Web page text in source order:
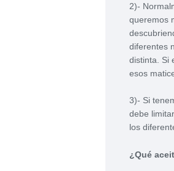
2)-
queremos
diferentes
distinta. Si
esos
3)- Si
debe
los
¿Qué